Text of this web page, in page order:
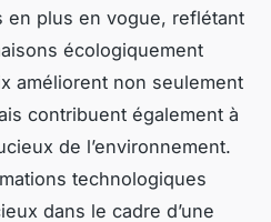
en plus en vogue, reflétant
écologiquement
améliorent non seulement
contribuent également à
de l’environnement.
technologiques
dans le cadre d’une